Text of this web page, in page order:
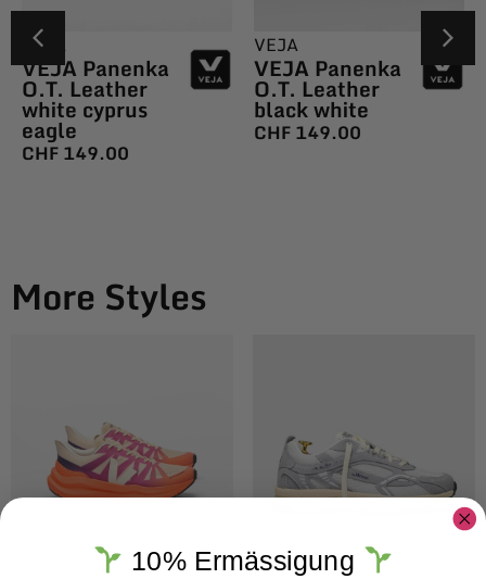
VEJA
VEJA Panenka
O.T. Leather
white cyprus
eagle
CHF149.00
VEJA
VEJA Panenka
O.T. Leather
black white
CHF149.00
More Styles
10% Ermässigung